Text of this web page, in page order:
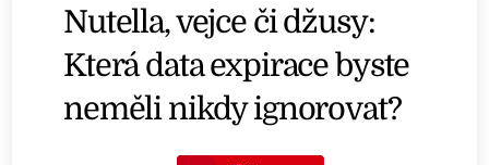
Nutella, vejce či džusy:
Která data expirace byste
neměli nikdy ignorovat?